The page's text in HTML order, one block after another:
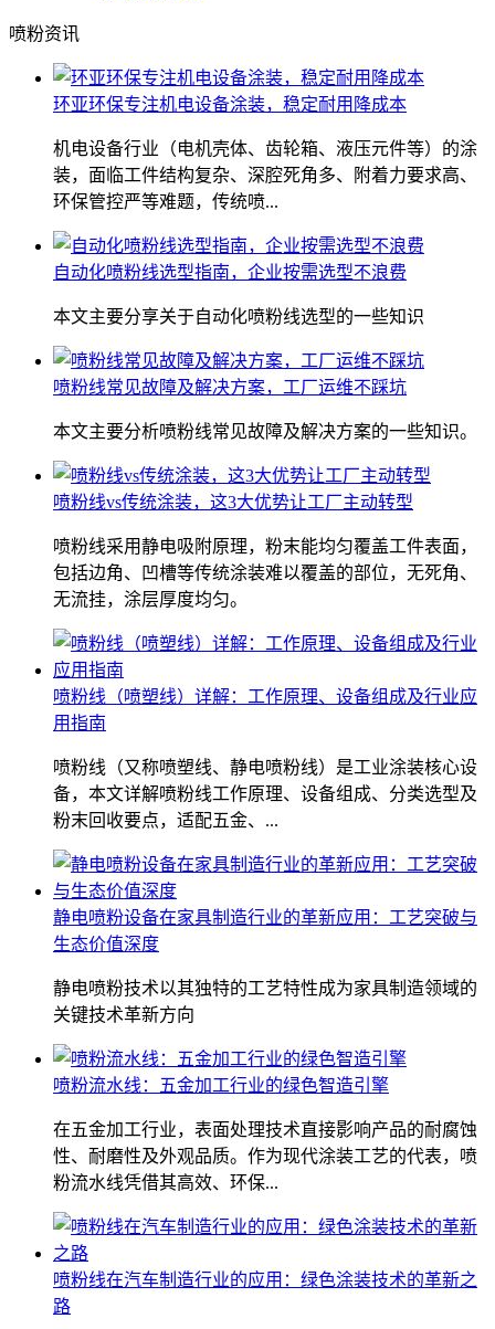
喷粉资讯
环亚环保专注机电设备涂装，稳定耐用降成本
机电设备行业（电机壳体、齿轮箱、液压元件等）的涂
装，面临工件结构复杂、深腔死角多、附着力要求高、
环保管控严等难题，传统喷...
自动化喷粉线选型指南，企业按需选型不浪费
本文主要分享关于自动化喷粉线选型的一些知识
喷粉线常见故障及解决方案，工厂运维不踩坑
本文主要分析喷粉线常见故障及解决方案的一些知识。
喷粉线vs传统涂装，这3大优势让工厂主动转型
喷粉线采用静电吸附原理，粉末能均匀覆盖工件表面，
包括边角、凹槽等传统涂装难以覆盖的部位，无死角、
无流挂，涂层厚度均匀。
喷粉线（喷塑线）详解：工作原理、设备组成及行业应
用指南
喷粉线（又称喷塑线、静电喷粉线）是工业涂装核心设
备，本文详解喷粉线工作原理、设备组成、分类选型及
粉末回收要点，适配五金、...
静电喷粉设备在家具制造行业的革新应用：工艺突破与
生态价值深度
静电喷粉技术以其独特的工艺特性成为家具制造领域的
关键技术革新方向
喷粉流水线：五金加工行业的绿色智造引擎
在五金加工行业，表面处理技术直接影响产品的耐腐蚀
性、耐磨性及外观品质。作为现代涂装工艺的代表，喷
粉流水线凭借其高效、环保...
喷粉线在汽车制造行业的应用：绿色涂装技术的革新之
路